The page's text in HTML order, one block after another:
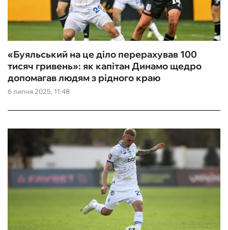
6 липня 2025, 11:48
«Буяльський на це діло перерахував 100
тисяч гривень»: як капітан Динамо щедро
допомагав людям з рідного краю